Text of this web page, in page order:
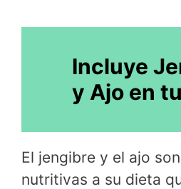
Incluye
y Ajo en
El jengibre y el ajo
nutritivas a su dieta